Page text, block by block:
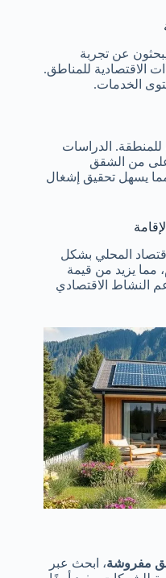
عن تجربة
الاقتصادية للمناطق.
الخدمات.
للمنطقة. الدراسات
من الشقق
يسهل تحقيق إشغال
المحلي بشكل
مما يزيد من قيمة
النشاط الاقتصادي
مفروشة، ابحث عبر